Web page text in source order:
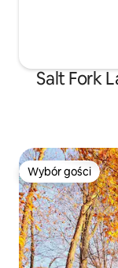
Salt Fork
Wybór gości
Wybór gości